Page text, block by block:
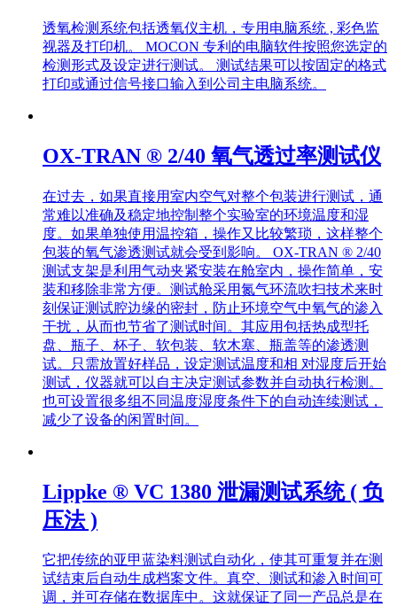
透氧检测系统包括透氧仪主机，专用电脑系统 , 彩色监
视器及打印机。 MOCON 专利的电脑软件按照您选定的
检测形式及设定进行测试。 测试结果可以按固定的格式
打印或通过信号接口输入到公司主电脑系统。
OX-TRAN ® 2/40 氧气透过率测试仪
在过去，如果直接用室内空气对整个包装进行测试，通
常难以准确及稳定地控制整个实验室的环境温度和湿
度。如果单独使用温控箱，操作又比较繁琐，这样整个
包装的氧气渗透测试就会受到影响。 OX-TRAN ® 2/40
测试支架是利用气动夹紧安装在舱室内，操作简单，安
装和移除非常方便。测试舱采用氮气环流吹扫技术来时
刻保证测试腔边缘的密封，防止环境空气中氧气的渗入
干扰，从而也节省了测试时间。其应用包括热成型托
盘、瓶子、杯子、软包装、软木塞、瓶盖等的渗透测
试。只需放置好样品，设定测试温度和相 对湿度后开始
测试，仪器就可以自主决定测试参数并自动执行检测。
也可设置很多组不同温度湿度条件下的自动连续测试，
减少了设备的闲置时间。
Lippke ® VC 1380 泄漏测试系统 ( 负
压法 )
它把传统的亚甲蓝染料测试自动化，使其可重复并在测
试结束后自动生成档案文件。真空、测试和渗入时间可
调，并可存储在数据库中。这就保证了同一产品总是在